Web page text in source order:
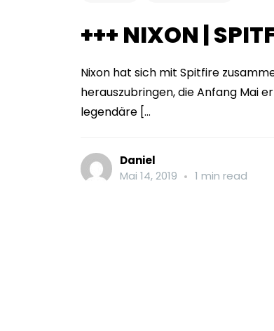
+++ NIXON |
Nixon hat sich mit Spitfire
herauszubringen, die Anfang Mai
legendäre [...
Daniel
Mai 14, 2019
1 min read